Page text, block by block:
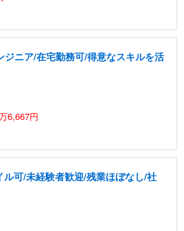
ジニア/在宅勤務可/得意なスキルを活
6,667円
可/未経験者歓迎/残業ほぼなし/社